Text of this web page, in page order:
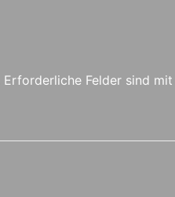
Erforderliche Felder sind mit